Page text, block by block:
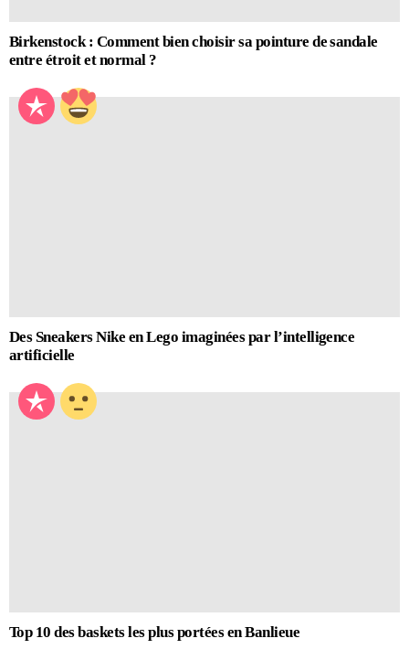
Birkenstock : Comment bien choisir sa pointure de sandale
entre étroit et normal ?
Des Sneakers Nike en Lego imaginées par l’intelligence
artificielle
Top 10 des baskets les plus portées en Banlieue